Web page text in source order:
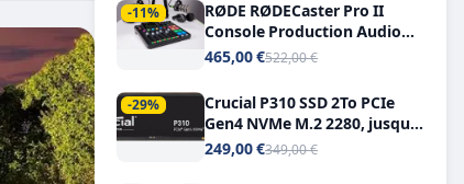
-11%
RØDE RØDECaster Pro II
Console Production Audio
Tout-en-Un, Bluetooth et
465,00 €522,00 €
-29%
Crucial P310 SSD 2To PCIe
Gen4 NVMe M.2 2280, jusqu’à
7.100 Mo/s
249,00 €349,00 €